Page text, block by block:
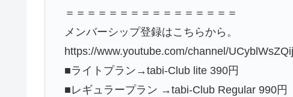
＝＝＝＝＝＝＝＝＝＝＝＝＝＝＝＝
メンバーシップ登録はこちらから。
https://www.youtube.com/channel/
■ライトプラン→tabi-Club lite 390円
■レギュラープラン →tabi-Club Regular 990円